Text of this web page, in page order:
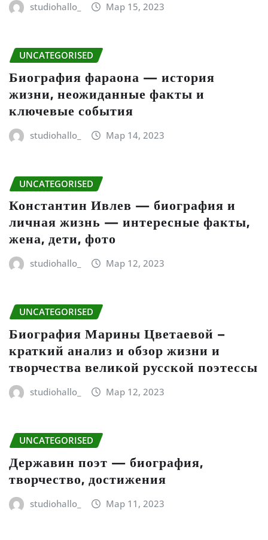
studiohallo_ Мар 15, 2023
UNCATEGORISED
Биография фараона — история
жизни, неожиданные факты и
ключевые события
studiohallo_ Мар 14, 2023
UNCATEGORISED
Константин Ивлев — биография и
личная жизнь — интересные факты,
жена, дети, фото
studiohallo_ Мар 12, 2023
UNCATEGORISED
Биография Марины Цветаевой –
краткий анализ и обзор жизни и
творчества великой русской поэтессы
studiohallo_ Мар 12, 2023
UNCATEGORISED
Державин поэт — биография,
творчество, достижения
studiohallo_ Мар 11, 2023